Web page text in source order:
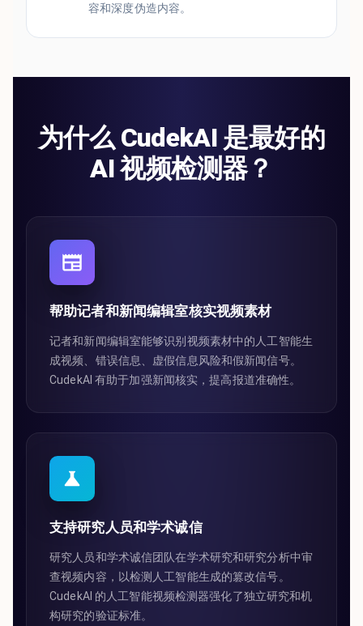
容和深度伪造内容。
为什么 CudekAI 是最好的
AI 视频检测器？
帮助记者和新闻编辑室核实视频素材
记者和新闻编辑室能够识别视频素材中的人工智能生
成视频、错误信息、虚假信息风险和假新闻信号。
CudekAI 有助于加强新闻核实，提高报道准确性。
支持研究人员和学术诚信
研究人员和学术诚信团队在学术研究和研究分析中审
查视频内容，以检测人工智能生成的篡改信号。
CudekAI 的人工智能视频检测器强化了独立研究和机
构研究的验证标准。